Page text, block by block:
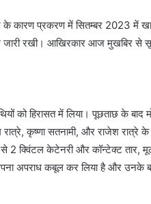
प्रकरण में सितम्बर 2023 में
जारी रखी। आखिरकार आज मुखबिर से
को हिरासत में लिया। पूछताछ के बाद
रात्रे, कृष्णा सतनामी, और राजेश
से 2 क्विंटल केटेनरी और कॉन्टेक्ट तार,
अपराध कबूल कर लिया है और उनके